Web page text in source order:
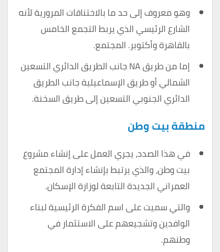
وهو معروف إلى حد ما بالاختناقات المرورية لأنه
الشارع الرئيسي الذي يربط التجمع الخامس
بالقاهرة وأكتوبر. المجتمع.
إما من طريق NA جانب الطريق الدائري التسعين
الشمالي أو طريق الإسماعيلية جانب الطريق
الدائري الجنوبي التسعين إلى طريق السخنة.
منطقة بيت وطن
في هذا الصدد، يجري العمل على إنشاء مشروع
بيت وطن، والذي يرتبط بإنشاء إدارة المجتمع
العمراني الجديدة التابعة لوزارة الإسكان.
والتي سميت على اسم الفكرة الرئيسية لبناء
الوافدين وتشجيعهم على الاستثمار في
وطنهم.